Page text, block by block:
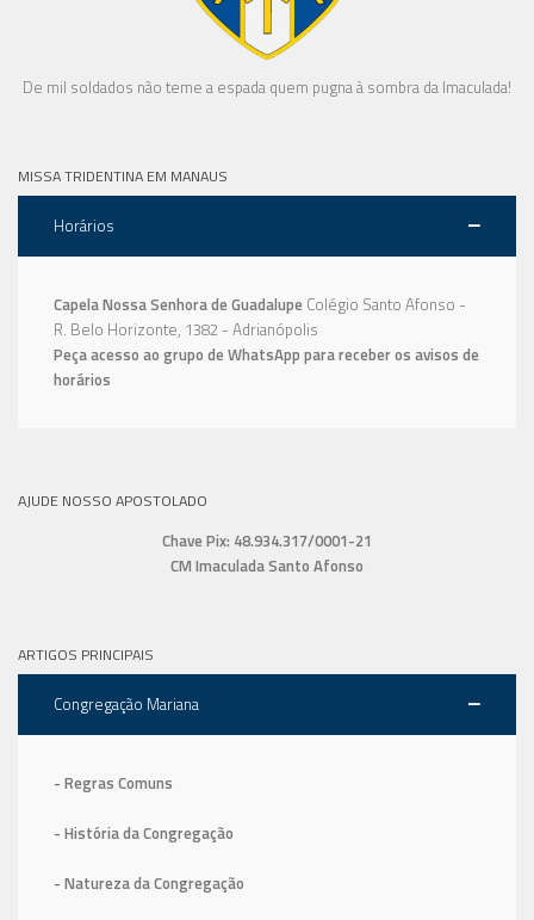
De mil soldados não teme a espada quem pugna à sombra da Imaculada!
MISSA TRIDENTINA EM MANAUS
Horários
Capela Nossa Senhora de Guadalupe Colégio Santo Afonso -
R. Belo Horizonte, 1382 - Adrianópolis
Peça acesso ao grupo de WhatsApp para receber os avisos de
horários
AJUDE NOSSO APOSTOLADO
Chave Pix: 48.934.317/0001-21
CM Imaculada Santo Afonso
ARTIGOS PRINCIPAIS
Congregação Mariana
- Regras Comuns
- História da Congregação
- Natureza da Congregação